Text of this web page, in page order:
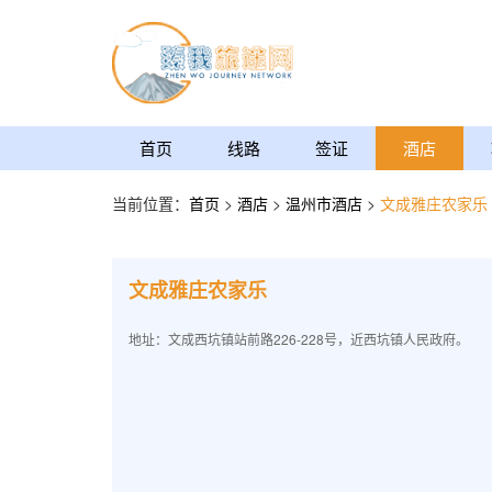
首页 线路 签证 酒店
当前位置： 首页 > 酒店 > 温州市酒店 > 文成雅庄农家乐
文成雅庄农家乐
地址：文成西坑镇站前路226-228号，近西坑镇人民政府。